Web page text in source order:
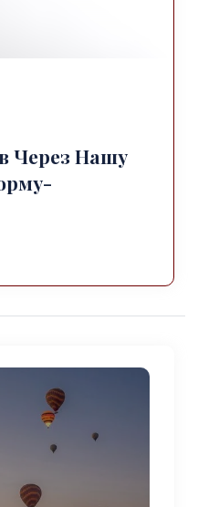
Через Нашу